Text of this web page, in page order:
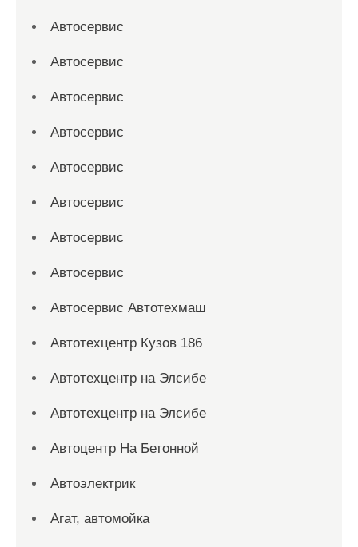
Автосервис
Автосервис
Автосервис
Автосервис
Автосервис
Автосервис
Автосервис
Автосервис
Автосервис Автотехмаш
Автотехцентр Кузов 186
Автотехцентр на Элсибе
Автотехцентр на Элсибе
Автоцентр На Бетонной
Автоэлектрик
Агат, автомойка